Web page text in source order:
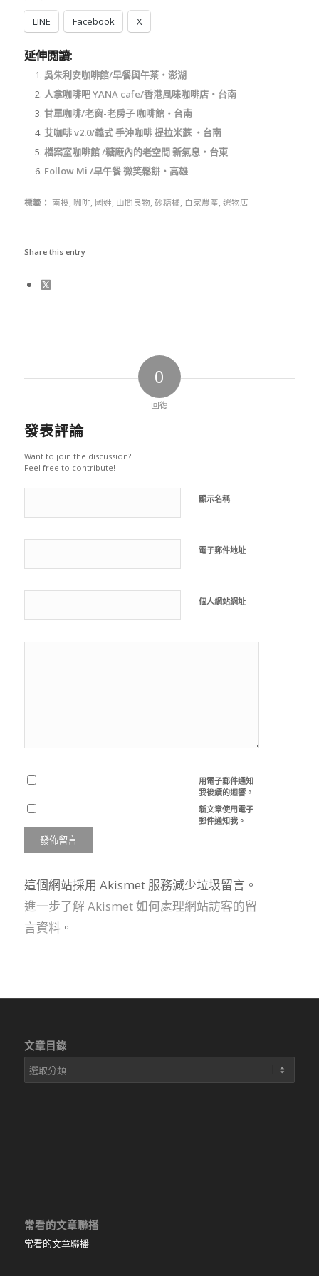
LINE Facebook X
延伸閱讀:
吳朱利安咖啡館/早餐與午茶‧澎湖
人拿咖啡吧 YANA cafe/香港風味咖啡店‧台南
甘單咖啡/老窗-老房子 咖啡館‧台南
艾咖啡 v2.0/義式 手沖咖啡 提拉米蘇 ‧台南
檔案室咖啡館 /糖廠內的老空間 新氣息‧台東
Follow Mi /早午餐 微笑鬆餅‧高雄
標籤： 南投 咖啡 國姓 山間良物 砂糖橘 自家農產 選物店
Share this entry
0
回復
發表評論
Want to join the discussion?
Feel free to contribute!
顯示名稱
電子郵件地址
個人網站網址
用電子郵件通知
我後續的迴響。
新文章使用電子
郵件通知我。
這個網站採用 Akismet 服務減少垃圾留言。
進一步了解 Akismet 如何處理網站訪客的留
言資料。
文章目錄
文
章
常看的文章聯播
常看的文章聯播